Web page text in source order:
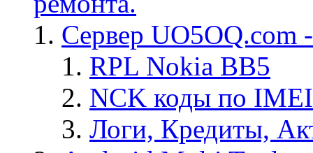
Сервер
RPL Nokia BB5
NCK коды по IMEI
Логи, Кредиты,